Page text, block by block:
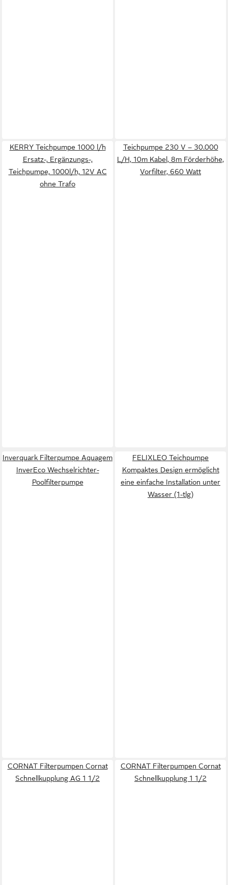
KERRY Teichpumpe 1000 l/h
Ersatz-, Ergänzungs-,
Teichpumpe, 1000l/h, 12V AC
ohne Trafo
Teichpumpe 230 V – 30.000
L/H, 10m Kabel, 8m Förderhöhe,
Vorfilter, 660 Watt
Inverquark Filterpumpe Aquagem
InverEco Wechselrichter-
Poolfilterpumpe
FELIXLEO Teichpumpe
Kompaktes Design ermöglicht
eine einfache Installation unter
Wasser (1-tlg)
CORNAT Filterpumpen Cornat
Schnellkupplung AG 1 1/2
CORNAT Filterpumpen Cornat
Schnellkupplung 1 1/2